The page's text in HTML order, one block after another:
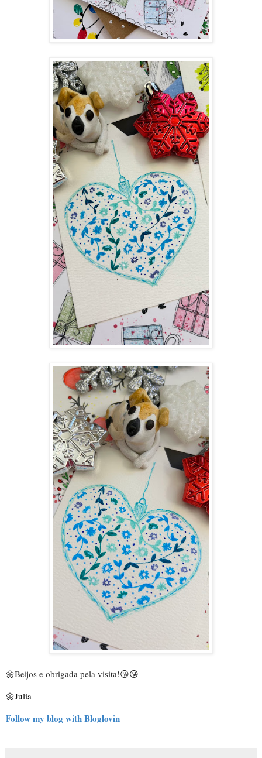
🌼Beijos e obrigada pela visita!😘😘
🌼Julia
Follow my blog with Bloglovin